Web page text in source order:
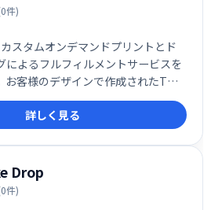
件)
スタムオンデマンドプリントとド
によるフルフィルメントサービスを
お客様のデザインで作成されたTシ
かつ効率的に生産・配送いたしま
なく、オンデマンドで高品質な商
。ビジネス規模に関わらず、簡単に
販売を始められます。
詳しく見る
Drop
件)